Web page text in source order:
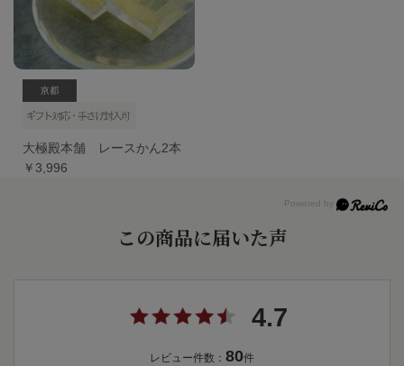
大極殿本舗 レースかん2本
￥3,996
この商品に届いた声
4.7
レビュー件数： 80件